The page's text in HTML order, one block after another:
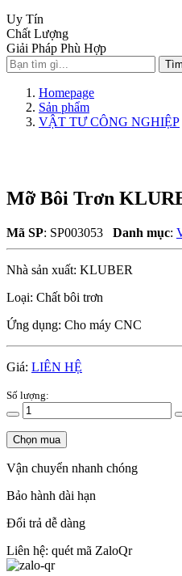
Uy Tín
Chất Lượng
Giải Pháp Phù Hợp
Homepage
Sản phẩm
VẬT TƯ CÔNG NGHIỆP
Mỡ Bôi Trơn
Mã SP: SP003053 Danh mục:
Nhà sản xuất: KLUBER
Loại: Chất bôi trơn
Ứng dụng: Cho máy CNC
Giá: LIÊN HỆ
Số lượng:
Chọn mua
Vận chuyển nhanh chóng
Bảo hành dài hạn
Đổi trả dễ dàng
Liên hệ: quét mã ZaloQr